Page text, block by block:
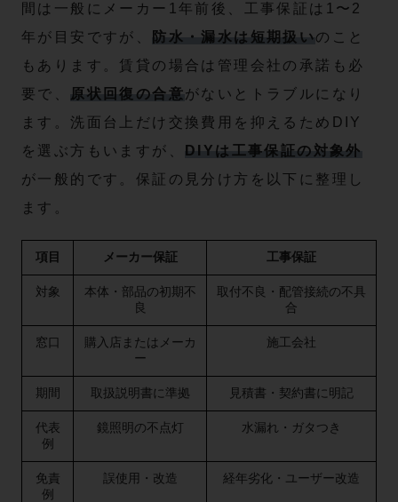
間は一般にメーカー1年前後、工事保証は1〜2
年が目安ですが、
防水・漏水は短期扱いのこと
もあります。賃貸の場合は管理会社の承諾も必
要で、
原状回復の合意がないとトラブルになり
ます。洗面台上だけ交換費用を抑えるためDIY
を選ぶ方もいますが、
DIYは工事保証の対象外
が一般的です。保証の見分け方を以下に整理し
ます。
項目 メーカー保証 工事保証
対象
本体・部品の初期不
良
取付不良・配管接続の不具
合
窓口
購入店またはメーカ
ー
施工会社
期間 取扱説明書に準拠 見積書・契約書に明記
代表
例
鏡照明の不点灯 水漏れ・ガタつき
免責
例
誤使用・改造 経年劣化・ユーザー改造